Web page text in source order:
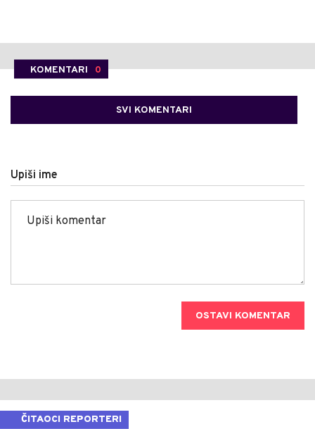
KOMENTARI 0
SVI KOMENTARI
Upiši ime
OSTAVI KOMENTAR
ČITAOCI REPORTERI